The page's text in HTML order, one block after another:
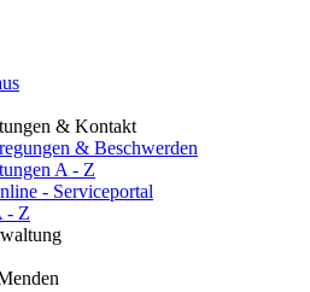
& Kontakt
& Beschwerden
A - Z
- Serviceportal
- Z